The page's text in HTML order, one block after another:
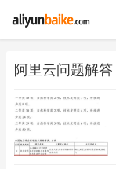
阿里云问题解答